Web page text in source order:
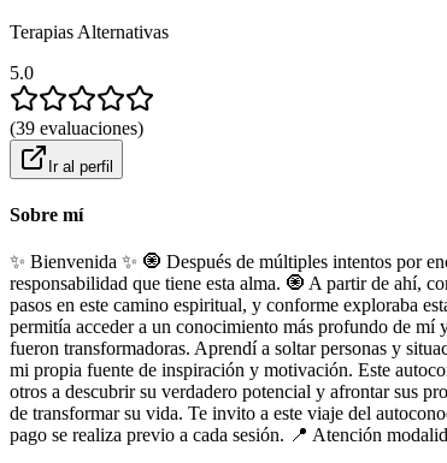
Terapias Alternativas
5.0
(39 evaluaciones)
Ir al perfil
Sobre mí
✨ Bienvenida ✨ 🧿 Después de múltiples intentos por
responsabilidad que tiene esta alma. 🧿 A partir de ahí,
pasos en este camino espiritual, y conforme exploraba
permitía acceder a un conocimiento más profundo de mí
fueron transformadoras. Aprendí a soltar personas y
mi propia fuente de inspiración y motivación. Este
otros a descubrir su verdadero potencial y afrontar sus
de transformar su vida. Te invito a este viaje del
pago se realiza previo a cada sesión. 📍 Atención